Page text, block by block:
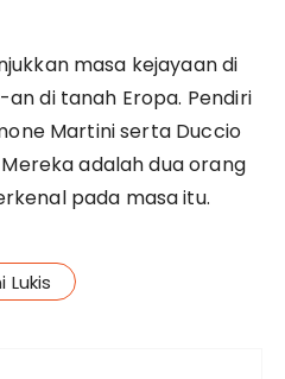
masa kejayaan di
an di tanah Eropa. Pendiri
Martini serta Duccio
adalah dua orang
pada masa itu.
Lukis